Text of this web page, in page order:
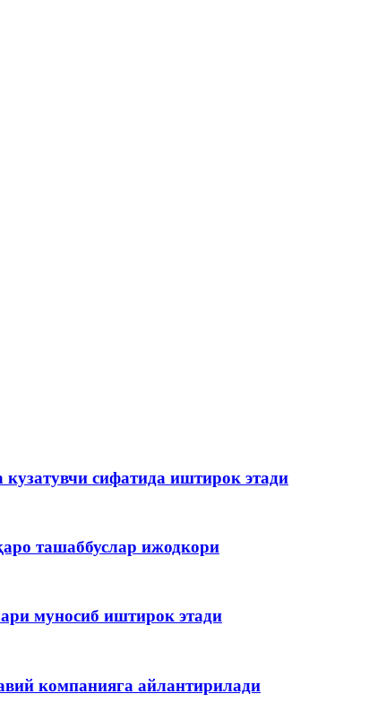
сифатида иштирок этади
ташаббуслар ижодкори
муносиб иштирок этади
компанияга айлантирилади